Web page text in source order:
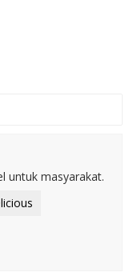
untuk masyarakat.